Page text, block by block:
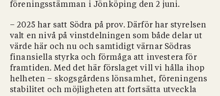
föreningsstämman i Jönköping den 2 juni.
– 2025 har satt Södra på prov. Därför har styrelsen
valt en nivå på vinstdelningen som både delar ut
värde här och nu och samtidigt värnar Södras
finansiella styrka och förmåga att investera för
framtiden. Med det här förslaget vill vi hålla ihop
helheten – skogsgårdens lönsamhet, föreningens
stabilitet och möjligheten att fortsätta utveckla